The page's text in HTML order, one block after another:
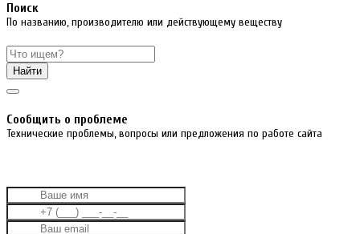
Поиск
По названию, производителю или действующему веществу
Найти
Cообщить о проблеме
Технические проблемы, вопросы или предложения по работе сайта